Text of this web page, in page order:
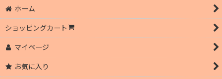
ホーム
ショッピングカート
マイページ
お気に入り